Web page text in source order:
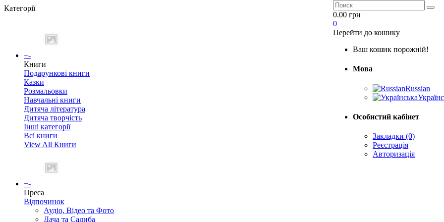
Категорії
+-
Книги
Подарункові книги
Казки
Розмальовки
Навчальні книги
Дитяча література
Дитяча творчість
Інші категорії
Всі книги
View All Книги
+-
Преса
Відпочинок
Аудіо, Відео та Фото
Дача та Садиба
0.00 грн
0
Перейти до кошику
Ваш кошик порожній!
Мова
Russian
Особистий кабінет
Закладки (0)
Реєстрація
Авторизація